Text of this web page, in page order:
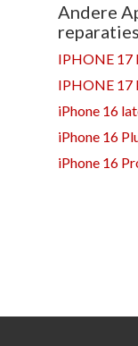
Andere
IPHONE 17
IPHONE 17
iPhone 16
iPhone 16
iPhone 16